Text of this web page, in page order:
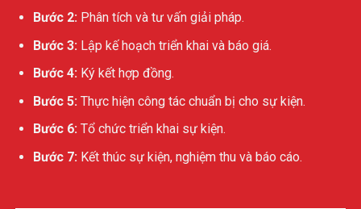
Bước 2: Phân tích và tư vấn giải pháp.
Bước 3: Lập kế hoạch triển khai và báo giá.
Bước 4: Ký kết hợp đồng.
Bước 5: Thực hiện công tác chuẩn bị cho sự kiện.
Bước 6: Tổ chức triển khai sự kiện.
Bước 7: Kết thúc sự kiện, nghiệm thu và báo cáo.